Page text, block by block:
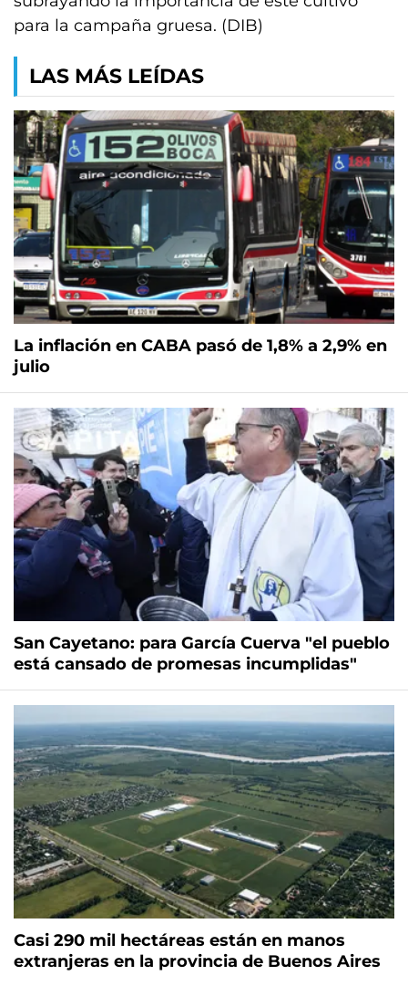
para la campaña gruesa. (DIB)
LAS MÁS LEÍDAS
La inflación en CABA pasó de 1,8% a 2,9% en
julio
San Cayetano: para García Cuerva "el pueblo
está cansado de promesas incumplidas"
Casi 290 mil hectáreas están en manos
extranjeras en la provincia de Buenos Aires